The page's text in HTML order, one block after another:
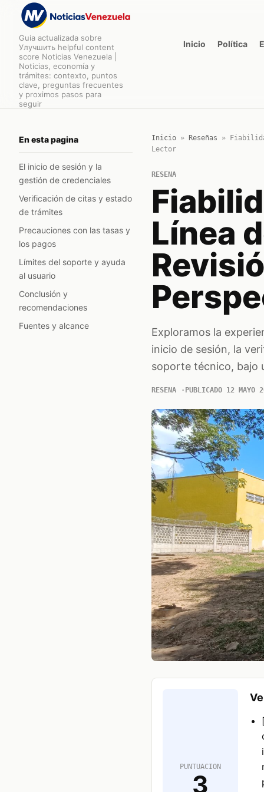
Guia actualizada sobre
Улучшить helpful content
score Noticias Venezuela |
Noticias, economía y
trámites: contexto, puntos
clave, preguntas frecuentes
y proximos pasos para
seguir
Inicio Política
En esta pagina
El inicio de sesión y la
gestión de credenciales
Verificación de citas y estado
de trámites
Precauciones con las tasas y
los pagos
Límites del soporte y ayuda
al usuario
Conclusión y
recomendaciones
Fuentes y alcance
Inicio» Reseñas »
Lector
RESENA
Línea
Exploramos la
inicio de sesión, la
soporte técnico, bajo
RESENA PUBLICADO 12 MAYO
PUNTUACION
3